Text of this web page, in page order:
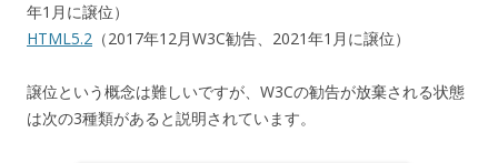
年1月に譲位）
HTML5.2 （2017年12月W3C勧告、2021年1月に譲位）
譲位という概念は難しいですが、W3Cの勧告が放棄される状態
は次の3種類があると説明されています。